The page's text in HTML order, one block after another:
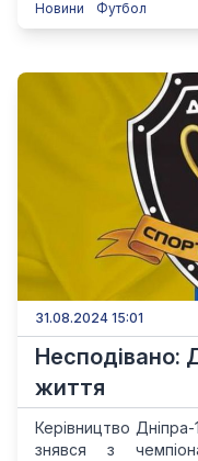
Новини Футбол
31.08.2024 15:01
Несподівано:
життя
Керівництво
знявся з